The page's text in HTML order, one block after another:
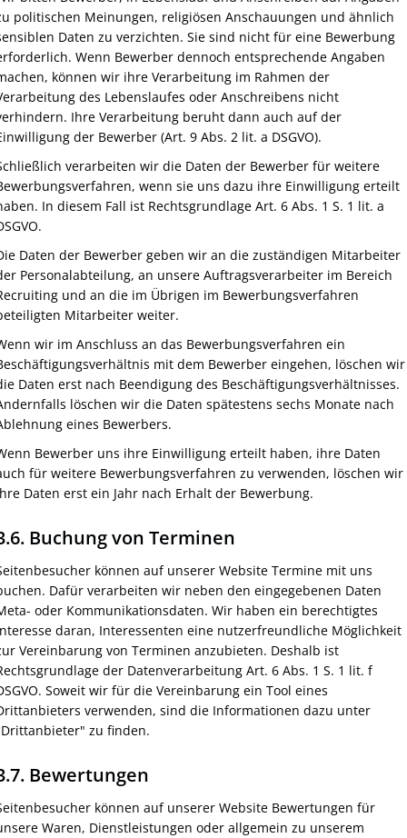
politischen Meinungen, religiösen Anschauungen und ähnlich
Daten zu verzichten. Sie sind nicht für eine Bewerbung
Wenn Bewerber dennoch entsprechende Angaben
können wir ihre Verarbeitung im Rahmen der
des Lebenslaufes oder Anschreibens nicht
Ihre Verarbeitung beruht dann auch auf der
der Bewerber (Art. 9 Abs. 2 lit. a DSGVO).
verarbeiten wir die Daten der Bewerber für weitere
wenn sie uns dazu ihre Einwilligung erteilt
In diesem Fall ist Rechtsgrundlage Art. 6 Abs. 1 S. 1 lit. a
Daten der Bewerber geben wir an die zuständigen Mitarbeiter
Personalabteilung, an unsere Auftragsverarbeiter im Bereich
und an die im Übrigen im Bewerbungsverfahren
Mitarbeiter weiter.
wir im Anschluss an das Bewerbungsverfahren ein
mit dem Bewerber eingehen, löschen wir
Daten erst nach Beendigung des Beschäftigungsverhältnisses.
löschen wir die Daten spätestens sechs Monate nach
eines Bewerbers.
Bewerber uns ihre Einwilligung erteilt haben, ihre Daten
für weitere Bewerbungsverfahren zu verwenden, löschen wir
Daten erst ein Jahr nach Erhalt der Bewerbung.
Buchung von Terminen
können auf unserer Website Termine mit uns
Dafür verarbeiten wir neben den eingegebenen Daten
oder Kommunikationsdaten. Wir haben ein berechtigtes
daran, Interessenten eine nutzerfreundliche Möglichkeit
Vereinbarung von Terminen anzubieten. Deshalb ist
der Datenverarbeitung Art. 6 Abs. 1 S. 1 lit. f
Soweit wir für die Vereinbarung ein Tool eines
verwenden, sind die Informationen dazu unter
zu finden.
Bewertungen
können auf unserer Website Bewertungen für
Waren, Dienstleistungen oder allgemein zu unserem